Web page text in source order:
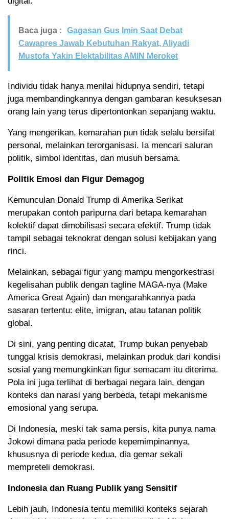
Baca juga :
Gagasan Gus Imin Saat Debat
Cawapres Jawab Kebutuhan Rakyat, Aliyadi
Mustofa Yakin Elektabilitas AMIN Meroket
Individu tidak hanya menilai hidupnya sendiri, tetapi
juga membandingkannya dengan gambaran kesuksesan
orang lain yang terus dipertontonkan sepanjang waktu.
Yang mengerikan, kemarahan pun tidak selalu bersifat
personal, melainkan terorganisasi. Ia mencari saluran
politik, simbol identitas, dan musuh bersama.
Politik Emosi dan Figur Demagog
Kemunculan Donald Trump di Amerika Serikat
merupakan contoh paripurna dari betapa kemarahan
kolektif dapat dimobilisasi secara efektif. Trump tidak
tampil sebagai teknokrat dengan solusi kebijakan yang
rinci.
Melainkan, sebagai figur yang mampu mengorkestrasi
kegelisahan publik dengan tagline MAGA-nya (Make
America Great Again) dan mengarahkannya pada
sasaran tertentu: elite, imigran, atau tatanan politik
global.
Di sini, yang penting dicatat, Trump bukan penyebab
tunggal krisis demokrasi, melainkan produk dari kondisi
sosial yang memungkinkan figur semacam itu diterima.
Pola ini juga terlihat di berbagai negara lain, dengan
konteks dan narasi yang berbeda, tetapi mekanisme
emosional yang serupa.
Di Indonesia, meski tak sama persis, kita punya nama
Jokowi dimana pada periode kepemimpinannya,
khususnya di periode kedua, dia gemar sekali
mempreteli demokrasi.
Indonesia dan Ruang Publik yang Sensitif
Lebih jauh, Indonesia tentu memiliki konteks sejarah